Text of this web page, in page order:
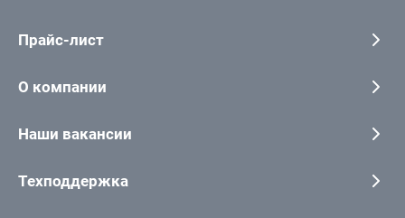
Прайс-лист
О компании
Наши вакансии
Техподдержка